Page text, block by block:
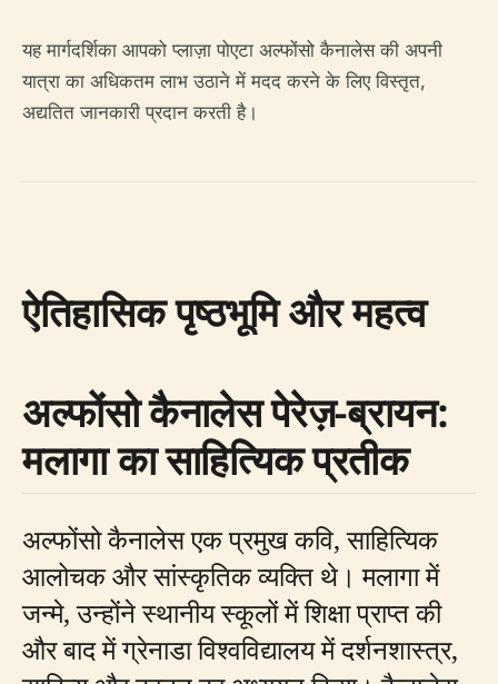
यह मार्गदर्शिका आपको प्लाज़ा पोएटा अल्फोंसो कैनालेस की अपनी
यात्रा का अधिकतम लाभ उठाने में मदद करने के लिए विस्तृत,
अद्यतित जानकारी प्रदान करती है।
ऐतिहासिक पृष्ठभूमि और महत्व
अल्फोंसो कैनालेस पेरेज़-ब्रायन:
मलागा का साहित्यिक प्रतीक
अल्फोंसो कैनालेस एक प्रमुख कवि, साहित्यिक
आलोचक और सांस्कृतिक व्यक्ति थे। मलागा में
जन्मे, उन्होंने स्थानीय स्कूलों में शिक्षा प्राप्त की
और बाद में ग्रेनाडा विश्वविद्यालय में दर्शनशास्त्र,